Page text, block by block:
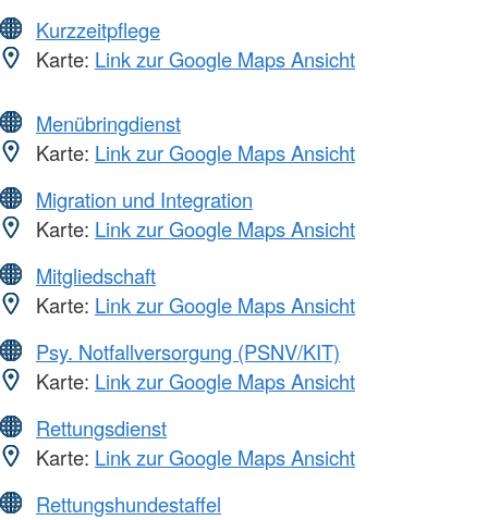
Kurzzeitpflege
Karte: Link zur Google Maps Ansicht
Menübringdienst
Karte: Link zur Google Maps Ansicht
Migration und Integration
Karte: Link zur Google Maps Ansicht
Mitgliedschaft
Karte: Link zur Google Maps Ansicht
Psy. Notfallversorgung (PSNV/KIT)
Karte: Link zur Google Maps Ansicht
Rettungsdienst
Karte: Link zur Google Maps Ansicht
Rettungshundestaffel